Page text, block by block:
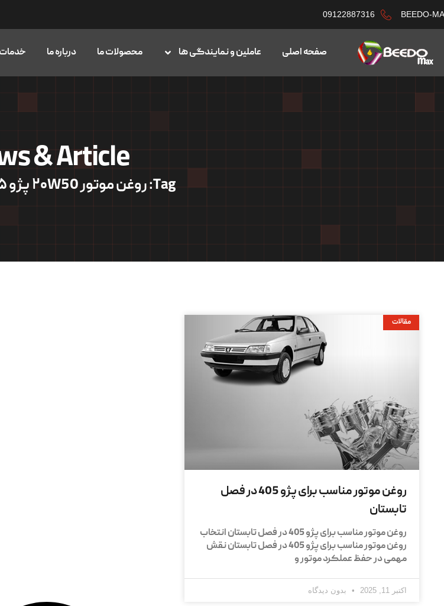
BEEDO-
09122887316
صفحه اصلی عاملین و نمایندگی ها محصولات ما درباره ما خدمات
& Article
Tag: روغن موتور ۲۰W50 پژو ۴۰۵ در تابستان
مقالات
روغن موتور مناسب برای پژو 405 در فصل
تابستان
روغن موتور مناسب برای پژو 405 در فصل تابستان انتخاب
روغن موتور مناسب برای پژو 405 در فصل تابستان نقش
مهمی در حفظ عملکرد موتور و
اکتبر 11, 2025 بدون دیدگاه